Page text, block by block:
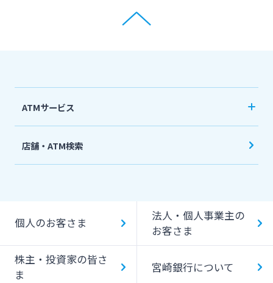
ATMサービス
機能一覧
キャッシング提携先
一日あたりのご利用限度額
ATM Operation Guide
店舗・ATM検索
個人のお客さま
法人・個人事業主の
お客さま
株主・投資家の皆さ
ま
宮崎銀行について